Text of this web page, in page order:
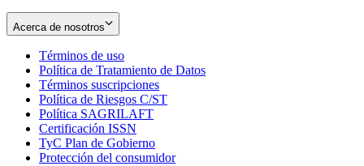
Acerca de nosotros
Términos de uso
in
new
window
Política de Tratamiento de Datos
Términos suscripciones
in
Política de Riesgos C/ST
Política SAGRILAFT
new
window
Certificación ISSN
in
new
TyC Plan de Gobierno
in
Protección del consumidorOpens